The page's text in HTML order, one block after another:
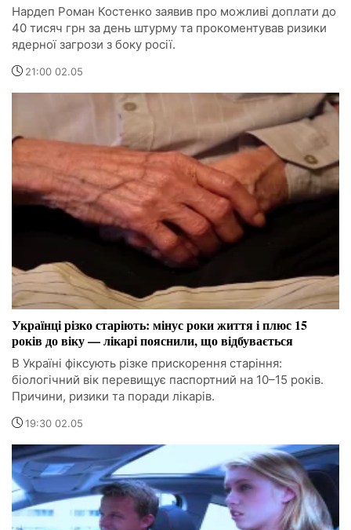
Нардеп Роман Костенко заявив про можливі доплати до
40 тисяч грн за день штурму та прокоментував ризики
ядерної загрози з боку росії.
21:00 02.05
Українці різко старіють: мінус роки життя і плюс 15
років до віку — лікарі пояснили, що відбувається
В Україні фіксують різке прискорення старіння:
біологічний вік перевищує паспортний на 10–15 років.
Причини, ризики та поради лікарів.
19:30 02.05